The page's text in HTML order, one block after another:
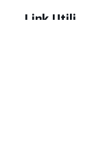
Link Utili